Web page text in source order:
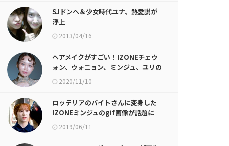
SJドンヘ＆少女時代ユナ、熱愛説が
浮上
2013/04/16
ヘアメイクがすごい！IZONEチェウ
ォン、ウォニョン、ミンジュ、ユリの
画像が話題に
2020/11/10
ロッテリアのバイトさんに変身した
IZONEミンジュのgif画像が話題に
2019/06/11